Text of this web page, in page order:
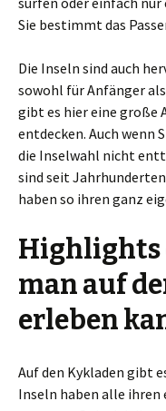
Sie bestimmt das
Die Inseln sind auch
sowohl für Anfänger
gibt es hier eine große
entdecken. Auch wenn
die Inselwahl nicht
sind seit
haben so ihren ganz
Highlights
man auf
erleben
Auf den Kykladen gibt
Inseln haben alle ihren